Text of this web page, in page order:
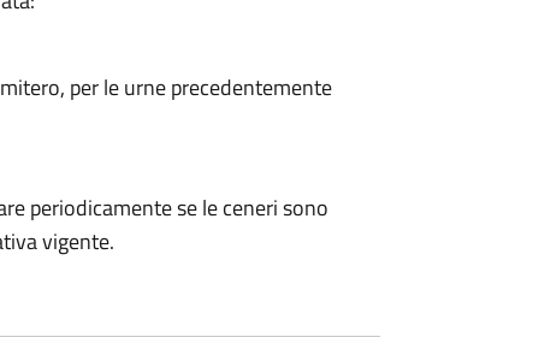
per le urne precedentemente
periodicamente se le ceneri sono
vigente.